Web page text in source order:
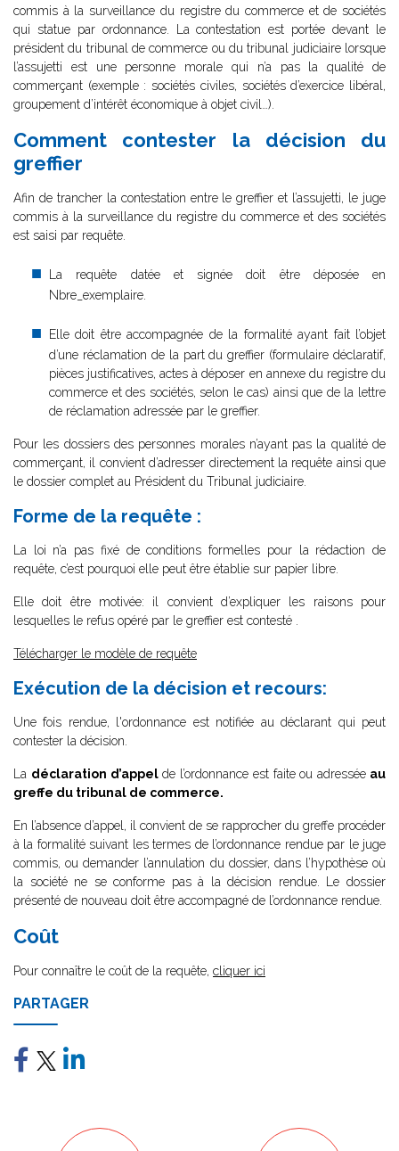
commis à la surveillance du registre du commerce et de sociétés
qui statue par ordonnance. La contestation est portée devant le
président du tribunal de commerce ou du tribunal judiciaire lorsque
l’assujetti est une personne morale qui n’a pas la qualité de
commerçant (exemple : sociétés civiles, sociétés d’exercice libéral,
groupement d’intérêt économique à objet civil…).
Comment contester la décision du
greffier
Afin de trancher la contestation entre le greffier et l’assujetti, le juge
commis à la surveillance du registre du commerce et des sociétés
est saisi par requête.
La requête datée et signée doit être déposée en
Nbre_exemplaire.
Elle doit être accompagnée de la formalité ayant fait l’objet
d’une réclamation de la part du greffier (formulaire déclaratif,
pièces justificatives, actes à déposer en annexe du registre du
commerce et des sociétés, selon le cas) ainsi que de la lettre
de réclamation adressée par le greffier.
Pour les dossiers des personnes morales n’ayant pas la qualité de
commerçant, il convient d’adresser directement la requête ainsi que
le dossier complet au Président du Tribunal judiciaire.
Forme de la requête :
La loi n’a pas fixé de conditions formelles pour la rédaction de
requête, c’est pourquoi elle peut être établie sur papier libre.
Elle doit être motivée: il convient d’expliquer les raisons pour
lesquelles le refus opéré par le greffier est contesté .
Télécharger le modèle de requête
Exécution de la décision et recours:
Une fois rendue, l'ordonnance est notifiée au déclarant qui peut
contester la décision.
La déclaration d’appelde l’ordonnance est faite ou adressée au
greffe du tribunal de commerce.
En l’absence d’appel, il convient de se rapprocher du greffe procéder
à la formalité suivant les termes de l’ordonnance rendue par le juge
commis, ou demander l’annulation du dossier, dans l’hypothèse où
la société ne se conforme pas à la décision rendue. Le dossier
présenté de nouveau doit être accompagné de l’ordonnance rendue.
Coût
Pour connaître le coût de la requête, cliquer ici
PARTAGER